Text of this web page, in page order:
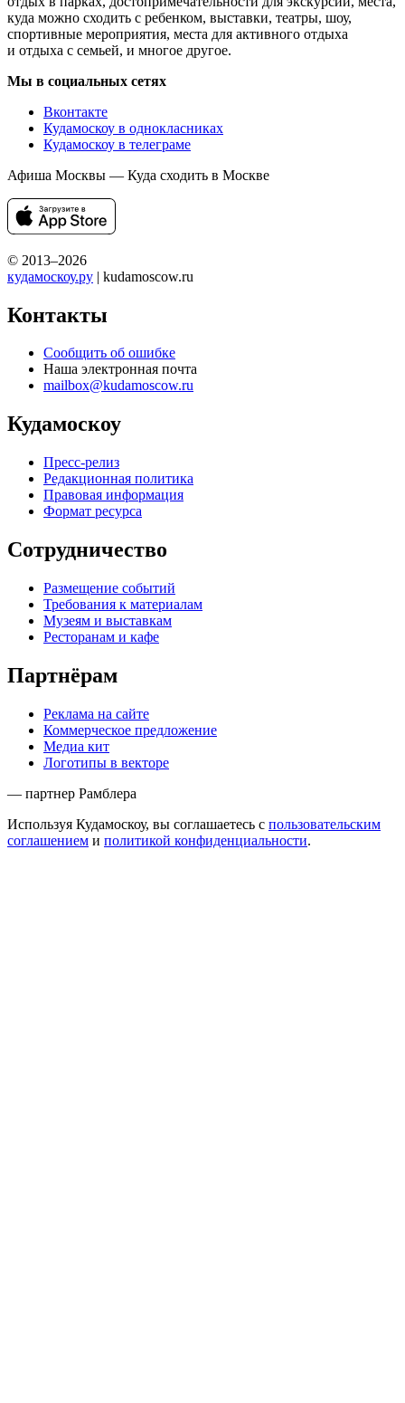
куда можно сходить с ребенком, выставки, театры, шоу,
спортивные мероприятия, места для активного отдыха
и отдыха с семьей, и многое другое.
Мы в социальных сетях
Вконтакте
Кудамоскоу в однокласниках
Кудамоскоу в телеграме
Афиша Москвы — Куда сходить в Москве
© 2013–2026
кудамоскоу.ру | kudamoscow.ru
Контакты
Сообщить об ошибке
Наша электронная почта
mailbox@kudamoscow.ru
Кудамоскоу
Пресс-релиз
Редакционная политика
Правовая информация
Формат ресурса
Сотрудничество
Размещение событий
Требования к материалам
Музеям и выставкам
Ресторанам и кафе
Партнёрам
Реклама на сайте
Коммерческое предложение
Медиа кит
Логотипы в векторе
— партнер Рамблера
Используя Кудамоскоу, вы соглашаетесь с пользовательским
соглашением и политикой конфиденциальности.